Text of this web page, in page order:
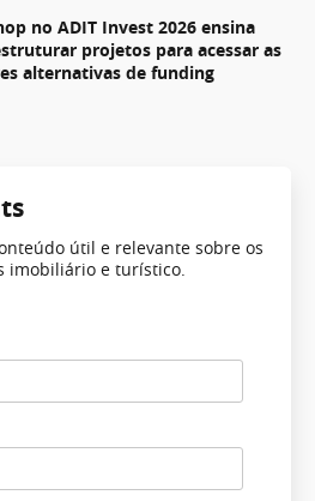
no ADIT Invest 2026 ensina
projetos para acessar as
alternativas de funding
útil e relevante sobre os
imobiliário e turístico.